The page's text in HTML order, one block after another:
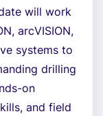
will work
arcVISION,
systems to
drilling
on
and field